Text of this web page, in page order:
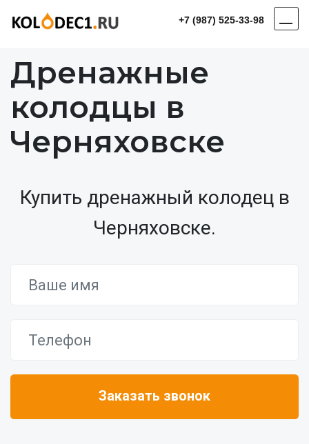
+7 (987) 525-33-98
Дренажные
колодцы в
Черняховске
Купить дренажный колодец в
Черняховске.